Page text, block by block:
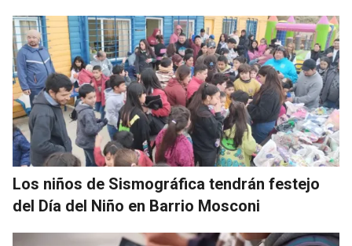
Los niños de Sismográfica tendrán festejo
del Día del Niño en Barrio Mosconi